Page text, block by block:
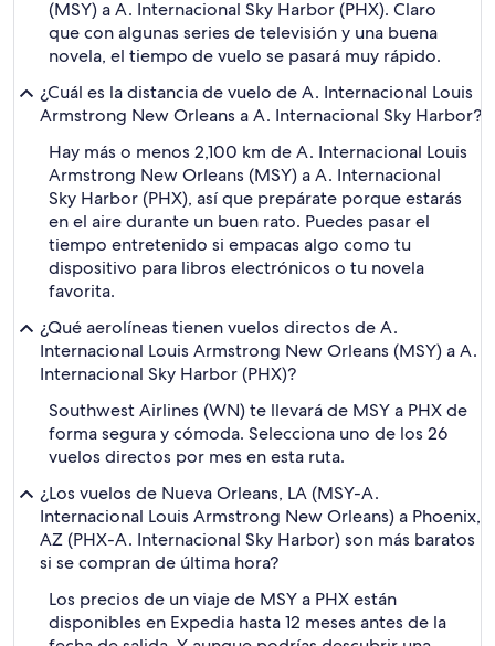
(MSY) a A. Internacional Sky Harbor (PHX). Claro
que con algunas series de televisión y una buena
novela, el tiempo de vuelo se pasará muy rápido.
¿Cuál es la distancia de vuelo de A. Internacional Louis
Armstrong New Orleans a A. Internacional Sky Harbor?
Hay más o menos 2,100 km de A. Internacional Louis
Armstrong New Orleans (MSY) a A. Internacional
Sky Harbor (PHX), así que prepárate porque estarás
en el aire durante un buen rato. Puedes pasar el
tiempo entretenido si empacas algo como tu
dispositivo para libros electrónicos o tu novela
favorita.
¿Qué aerolíneas tienen vuelos directos de A.
Internacional Louis Armstrong New Orleans (MSY) a A.
Internacional Sky Harbor (PHX)?
Southwest Airlines (WN) te llevará de MSY a PHX de
forma segura y cómoda. Selecciona uno de los 26
vuelos directos por mes en esta ruta.
¿Los vuelos de Nueva Orleans, LA (MSY-A.
Internacional Louis Armstrong New Orleans) a Phoenix,
AZ (PHX-A. Internacional Sky Harbor) son más baratos
si se compran de última hora?
Los precios de un viaje de MSY a PHX están
disponibles en Expedia hasta 12 meses antes de la